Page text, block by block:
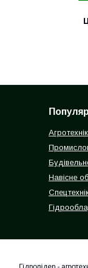
Навісне